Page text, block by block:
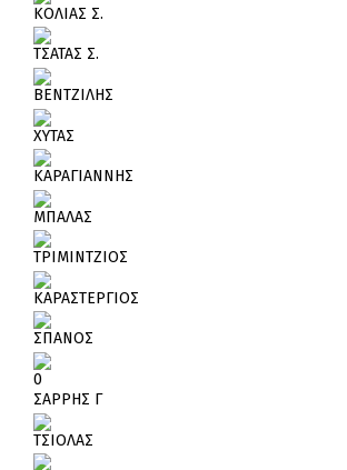
ΚΟΛΙΑΣ Σ.
ΤΣΑΤΑΣ Σ.
ΒΕΝΤΖΙΛΗΣ
ΧΥΤΑΣ
ΚΑΡΑΓΙΑΝΝΗΣ
ΜΠΑΛΑΣ
ΤΡΙΜΙΝΤΖΙΟΣ
ΚΑΡΑΣΤΕΡΓΙΟΣ
ΣΠΑΝΟΣ
0
ΣΑΡΡΗΣ Γ
ΤΣΙΟΛΑΣ